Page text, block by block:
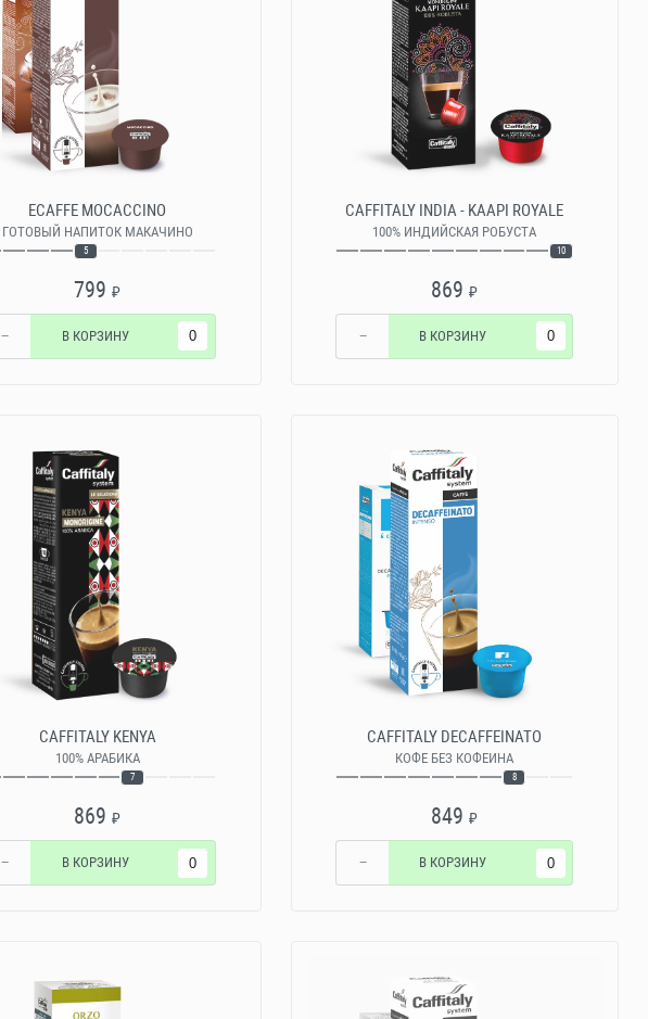
ECAFFE MOCACCINO
ГОТОВЫЙ НАПИТОК МАКАЧИНО
5
799₽
− В КОРЗИНУ
CAFFITALY INDIA - KAAPI ROYALE
100% ИНДИЙСКАЯ РОБУСТА
10
869₽
− В КОРЗИНУ
CAFFITALY KENYA
100% АРАБИКА
7
869₽
− В КОРЗИНУ
CAFFITALY DECAFFEINATO
КОФЕ БЕЗ КОФЕИНА
8
849₽
− В КОРЗИНУ